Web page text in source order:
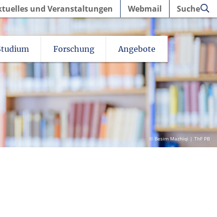
Forschung Angebote
und Veranstaltungen Webmail Suche
© Besim Mazhiqi | ThF PB